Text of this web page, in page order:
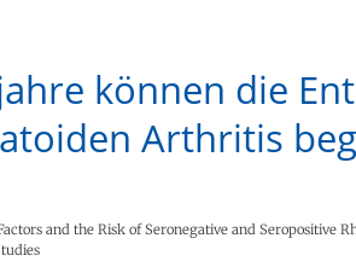
können die
Arthritis
and the Risk of Seronegative and Seropositive